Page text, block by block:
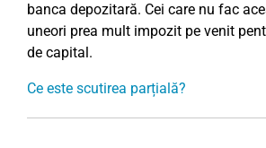
banca depozitară. Cei care nu fac
uneori prea mult impozit pe venit
de capital.
Ce este scutirea parțială?